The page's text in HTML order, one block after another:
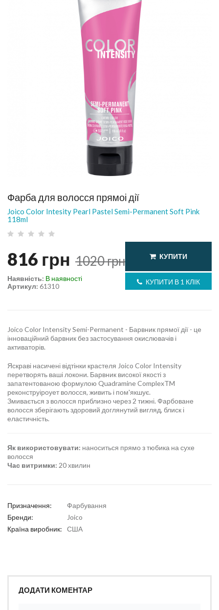
Фарба для волосся прямоі дії
Joico Color Intesity Pearl Pastel Semi-Permanent Soft Pink
118ml
816 грн 1020грн КУПИТИ
КУПИТИ В 1 КЛІК
Артикул: 61310
Наявність: В наявності
Joico Color Intensity Semi-Permanent - Барвник прямої дії - це
інноваційний барвник без застосування окислювачів і
активаторів.
Яскраві насичені відтінки крастеля Joico Color Intensity
перетворять ваші локони. Барвник високої якості з
запатентованою формулою Quadramine ComplexTM
реконструіроует волосся, живить і пом'якшує.
Змивається з волосся приблизно через 2 тижні. Фарбоване
волосся зберігають здоровий доглянутий вигляд, блиск і
еластичність.
Як використовувати: наноситься прямо з тюбика на сухе
волосся
Час витримки: 20 хвилин
Призначення:
Фарбування
Бренди:
Joico
Країна виробник:
США
ДОДАТИ КОМЕНТАР